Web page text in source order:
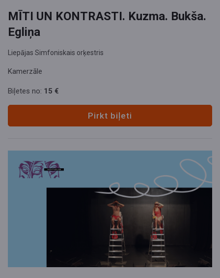
MĪTI UN KONTRASTI. Kuzma. Bukša.
Egliņa
Liepājas Simfoniskais orķestris
Kamerzāle
Biļetes no: 15 €
Pirkt biļeti